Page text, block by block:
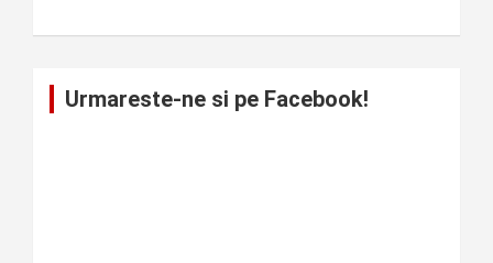
Urmareste-ne si pe Facebook!